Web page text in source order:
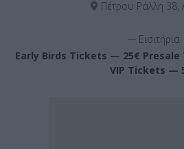
Πέτρου Ράλλη 38,
Εισιτήρια
Early Birds Tickets — 25€
VIP Tickets —